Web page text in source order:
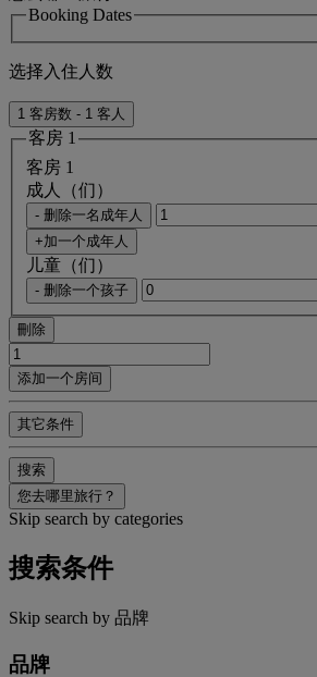
Booking Dates
选择入住人数
1 客房数 - 1 客人
客房 1
客房 1
成人（们）
- 删除一名成年人
+加一个成年人
儿童（们）
- 删除一个孩子
刪除
添加一个房间
其它条件
搜索
您去哪里旅行？
Skip search by categories
搜索条件
Skip search by 品牌
品牌